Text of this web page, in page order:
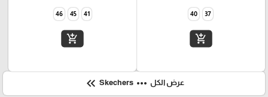
37
40
add_shopping_cart
41
45
46
add_shopping_cart
عرض الكل more_horiz
keyboard_double_arrow_left